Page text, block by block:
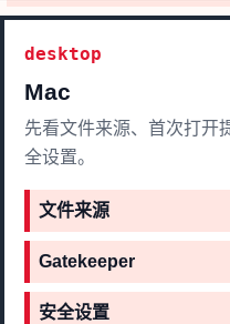
desktop
Mac
先看文件来源、首次打开
全设置。
文件来源
Gatekeeper
安全设置